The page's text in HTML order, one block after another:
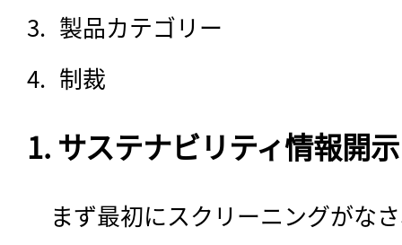
製品カテゴリー
制裁
1. サステナビリティ情報開示
まず最初にスクリーニングがな